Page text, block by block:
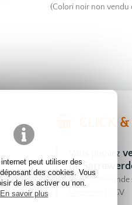
peut utiliser des
des cookies. Vous
de les activer ou non.
En savoir plus
(Colori noir non vendu
CLICK
Vous pouvez
de
Votre commande
CGV